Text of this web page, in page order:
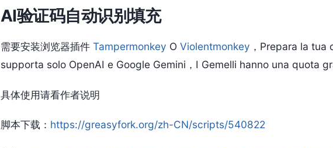
AI验证码自动识别填充
需要安装浏览器插件 Tampermonkey O Violentmonkey ，Prepara la
supporta solo OpenAI e Google Gemini，I Gemelli hanno una quota
具体使用请看作者说明
脚本下载 ： https://greasyfork.org/zh-CN/scripts/540822